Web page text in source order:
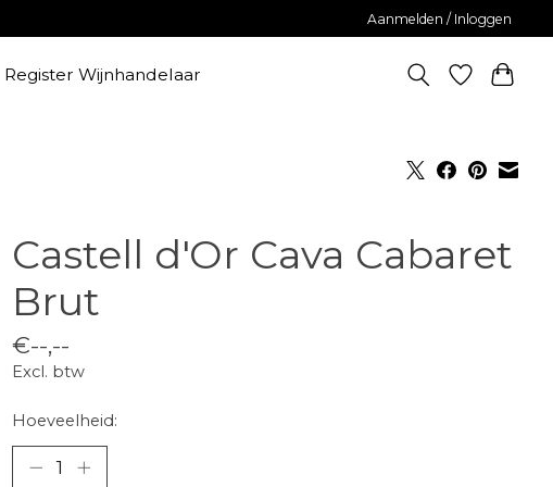
Aanmelden / Inloggen
Register Wijnhandelaar
Castell d'Or Cava Cabaret
Brut
€--,--
Excl. btw
Hoeveelheid: